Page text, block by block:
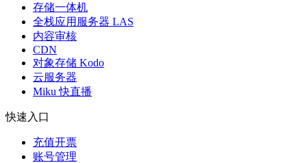
存储一体机
全栈应用服务器 LAS
内容审核
CDN
对象存储 Kodo
云服务器
Miku 快直播
快速入口
充值开票
账号管理